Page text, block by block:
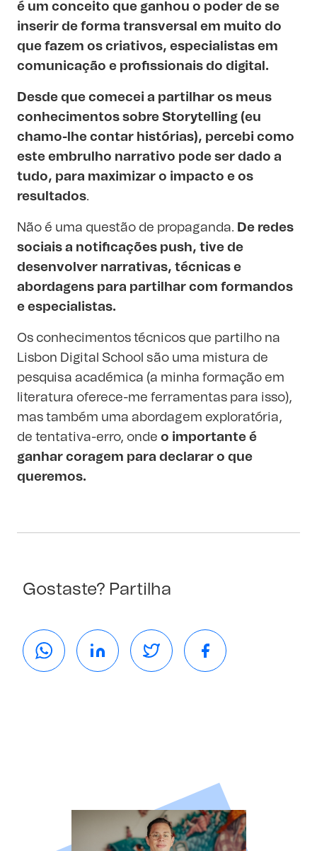
é um conceito que ganhou o poder de se
inserir de forma transversal em muito do
que fazem os criativos, especialistas em
comunicação e profissionais do digital.
Desde que comecei a partilhar os meus
conhecimentos sobre Storytelling (eu
chamo-lhe contar histórias), percebi como
este embrulho narrativo pode ser dado a
tudo, para maximizar o impacto e os
resultados.
Não é uma questão de propaganda. De redes
sociais a notificações push, tive de
desenvolver narrativas, técnicas e
abordagens para partilhar com formandos
e especialistas.
Os conhecimentos técnicos que partilho na
Lisbon Digital School são uma mistura de
pesquisa académica (a minha formação em
literatura oferece-me ferramentas para isso),
mas também uma abordagem exploratória,
de tentativa-erro, onde o importante é
ganhar coragem para declarar o que
queremos.
Gostaste? Partilha